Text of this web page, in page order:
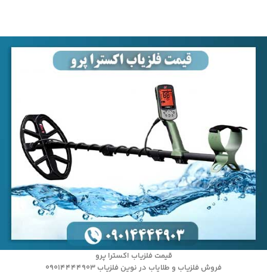
قیمت فلزیاب اکسترا پرو
فروش فلزیاب و طلایاب در نوین فلزیاب 09014444903